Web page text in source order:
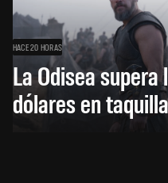
HACE 20 HORAS
La Odisea
dólares en